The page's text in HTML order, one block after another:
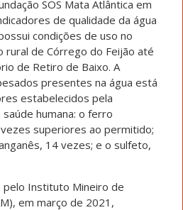
SOS Mata Atlântica em
de qualidade da água
condições de uso no
rural de Córrego do Feijão até
de Retiro de Baixo. A
presentes na água está
estabelecidos pela
humana: o ferro
superiores ao permitido;
14 vezes; e o sulfeto,
pelo Instituto Mineiro de
em março de 2021,